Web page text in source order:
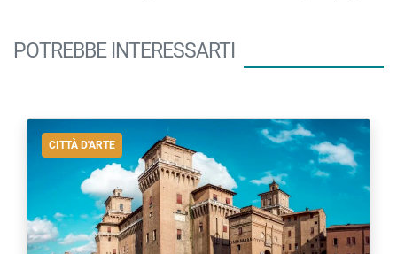
POTREBBE INTERESSARTI
CITTÀ D'ARTE